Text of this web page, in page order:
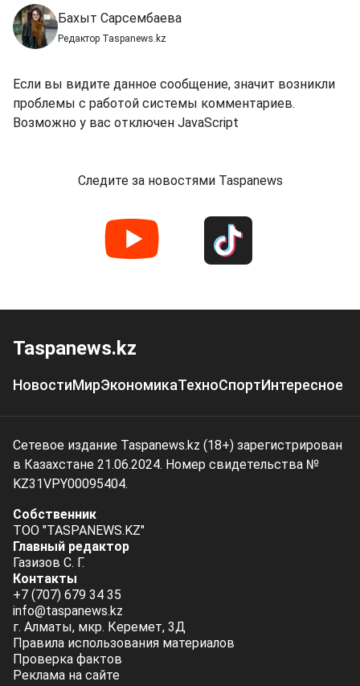
Бахыт Сарсембаева
Редактор Taspanews.kz
Если вы видите данное сообщение, значит возникли
проблемы с работой системы комментариев.
Возможно у вас отключен JavaScript
Следите за новостями Taspanews
Taspanews.kz
НовостиМирЭкономикаТехноСпортИнтересное
Сетевое издание Taspanews.kz (18+) зарегистрирован
в Казахстане 21.06.2024. Номер свидетельства №
KZ31VPY00095404.
Собственник
ТОО "TASPANEWS.KZ"
Главный редактор
Газизов С. Г.
Контакты
+7 (707) 679 34 35
info@taspanews.kz
г. Алматы, мкр. Керемет, 3Д
Правила использования материалов
Проверка фактов
Реклама на сайте